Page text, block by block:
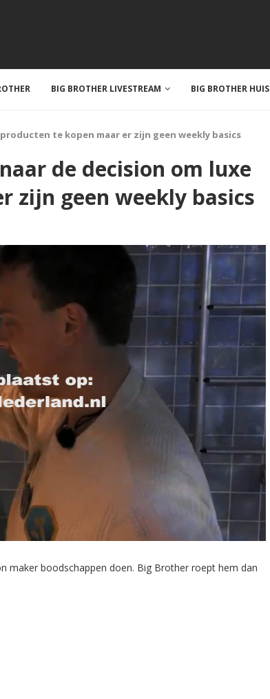
BIG BROTHER LIVESTREAM BIG BROTHER HUIS
te kopen maar er zijn geen weekly basics
de decision om luxe
zijn geen weekly basics
maker boodschappen doen. Big Brother roept hem dan